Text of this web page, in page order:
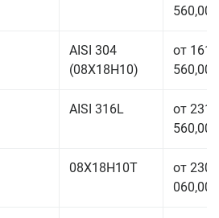
560,00
AISI 304
(08Х18Н10)
от 161
560,00
AISI 316L
от 231
560,00
08Х18Н10Т
от 230
060,00